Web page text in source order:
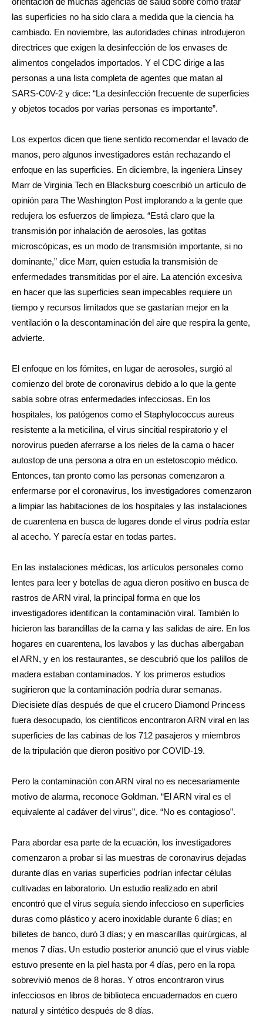
las superficies no ha sido clara a medida que la ciencia ha
cambiado. En noviembre, las autoridades chinas introdujeron
directrices que exigen la desinfección de los envases de
alimentos congelados importados. Y el CDC dirige a las
personas a una lista completa de agentes que matan al
SARS-C0V-2 y dice: “La desinfección frecuente de superficies
y objetos tocados por varias personas es importante”.
Los expertos dicen que tiene sentido recomendar el lavado de
manos, pero algunos investigadores están rechazando el
enfoque en las superficies. En diciembre, la ingeniera Linsey
Marr de Virginia Tech en Blacksburg coescribió un artículo de
opinión para The Washington Post implorando a la gente que
redujera los esfuerzos de limpieza. “Está claro que la
transmisión por inhalación de aerosoles, las gotitas
microscópicas, es un modo de transmisión importante, si no
dominante,” dice Marr, quien estudia la transmisión de
enfermedades transmitidas por el aire. La atención excesiva
en hacer que las superficies sean impecables requiere un
tiempo y recursos limitados que se gastarían mejor en la
ventilación o la descontaminación del aire que respira la gente,
advierte.
El enfoque en los fómites, en lugar de aerosoles, surgió al
comienzo del brote de coronavirus debido a lo que la gente
sabía sobre otras enfermedades infecciosas. En los
hospitales, los patógenos como el Staphylococcus aureus
resistente a la meticilina, el virus sincitial respiratorio y el
norovirus pueden aferrarse a los rieles de la cama o hacer
autostop de una persona a otra en un estetoscopio médico.
Entonces, tan pronto como las personas comenzaron a
enfermarse por el coronavirus, los investigadores comenzaron
a limpiar las habitaciones de los hospitales y las instalaciones
de cuarentena en busca de lugares donde el virus podría estar
al acecho. Y parecía estar en todas partes.
En las instalaciones médicas, los artículos personales como
lentes para leer y botellas de agua dieron positivo en busca de
rastros de ARN viral, la principal forma en que los
investigadores identifican la contaminación viral. También lo
hicieron las barandillas de la cama y las salidas de aire. En los
hogares en cuarentena, los lavabos y las duchas albergaban
el ARN, y en los restaurantes, se descubrió que los palillos de
madera estaban contaminados. Y los primeros estudios
sugirieron que la contaminación podría durar semanas.
Diecisiete días después de que el crucero Diamond Princess
fuera desocupado, los científicos encontraron ARN viral en las
superficies de las cabinas de los 712 pasajeros y miembros
de la tripulación que dieron positivo por COVID-19.
Pero la contaminación con ARN viral no es necesariamente
motivo de alarma, reconoce Goldman. “El ARN viral es el
equivalente al cadáver del virus”, dice. “No es contagioso”.
Para abordar esa parte de la ecuación, los investigadores
comenzaron a probar si las muestras de coronavirus dejadas
durante días en varias superficies podrían infectar células
cultivadas en laboratorio. Un estudio realizado en abril
encontró que el virus seguía siendo infeccioso en superficies
duras como plástico y acero inoxidable durante 6 días; en
billetes de banco, duró 3 días; y en mascarillas quirúrgicas, al
menos 7 días. Un estudio posterior anunció que el virus viable
estuvo presente en la piel hasta por 4 días, pero en la ropa
sobrevivió menos de 8 horas. Y otros encontraron virus
infecciosos en libros de biblioteca encuadernados en cuero
natural y sintético después de 8 días.